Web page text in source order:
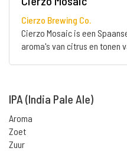
Cierzo Brewing Co.
Cierzo Mosaic is een
aroma's van citrus en tonen
IPA (India Pale Ale)
Aroma
Zoet
Zuur